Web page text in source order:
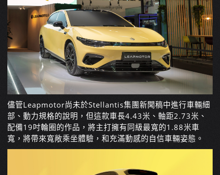
儘管Leapmotor尚未於Stellantis集團新聞稿中進行車輛細
部、動力規格的說明，但這款車長4.43米、軸距2.73米、
配備19吋輪圈的作品，將主打擁有同級最寬的1.88米車
寬，將帶來寬敞乘坐體驗，和充滿動感的自信車輛姿態。